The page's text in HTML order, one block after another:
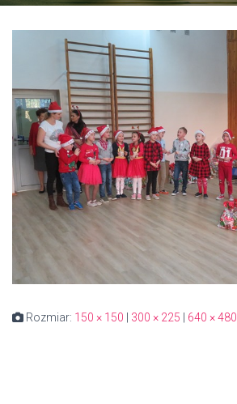
Rozmiar: 150 × 150 | 300 × 225 | 640 × 480